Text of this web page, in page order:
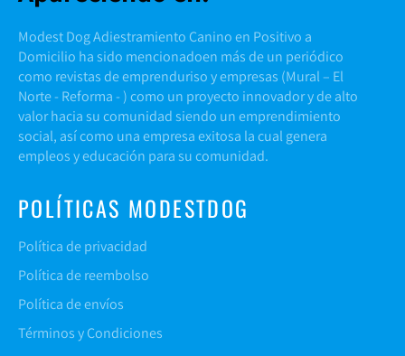
Modest Dog Adiestramiento Canino en Positivo a
Domicilio ha sido mencionadoen más de un periódico
como revistas de emprenduriso y empresas (Mural– El
Norte - Reforma- ) como un proyecto innovador y de alto
valor hacia su comunidad siendo un emprendimiento
social, así como una empresa exitosa la cual genera
empleos y educación para su comunidad.
POLÍTICAS MODESTDOG
Política de privacidad
Política de reembolso
Política de envíos
Términos y Condiciones